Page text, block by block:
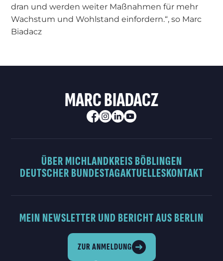
dran und werden weiter Maßnahmen für mehr
Wachstum und Wohlstand einfordern.“, so Marc
Biadacz
MARC BIADACZ
ÜBER MICHLANDKREIS BÖBLINGEN
DEUTSCHER BUNDESTAGAKTUELLESKONTAKT
MEIN NEWSLETTER UND BERICHT AUS BERLIN
ZUR ANMELDUNG